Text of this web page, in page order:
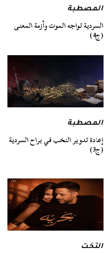
المصطبة
السردية تواجه الموت وأزمة المعنى
(ج4)
المصطبة
إعادة تدوير النخب في براح السردية
(ج3)
التخت